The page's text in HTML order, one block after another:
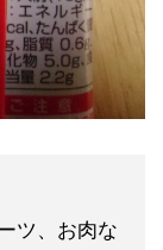
ツ、お肉な